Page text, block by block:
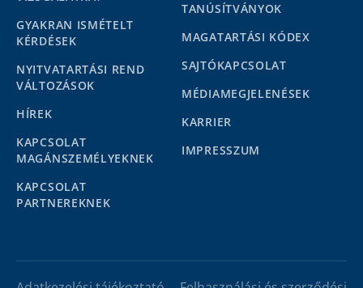
GYAKRAN ISMÉTELT
KÉRDÉSEK
NYITVATARTÁSI REND
VÁLTOZÁSOK
HÍREK
KAPCSOLAT
MAGÁNSZEMÉLYEKNEK
KAPCSOLAT
PARTNEREKNEK
TANÚSÍTVÁNYOK
MAGATARTÁSI KÓDEX
SAJTÓKAPCSOLAT
MÉDIAMEGJELENÉSEK
KARRIER
IMPRESSZUM